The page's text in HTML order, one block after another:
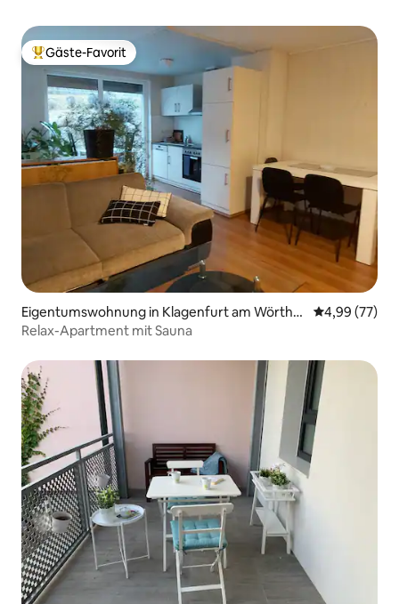
Beliebter Gäste-Favorit.
Gäste-Favorit
Eigentumswohnung in Klagenfurt am Wörther
see
4,99 (77)
Relax-Apartment mit Sauna